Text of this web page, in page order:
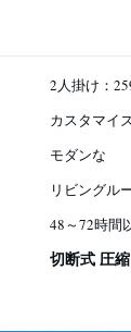
2人掛け：
カスタマイ
モダンな
リビングル
48～72時間
切断式 圧